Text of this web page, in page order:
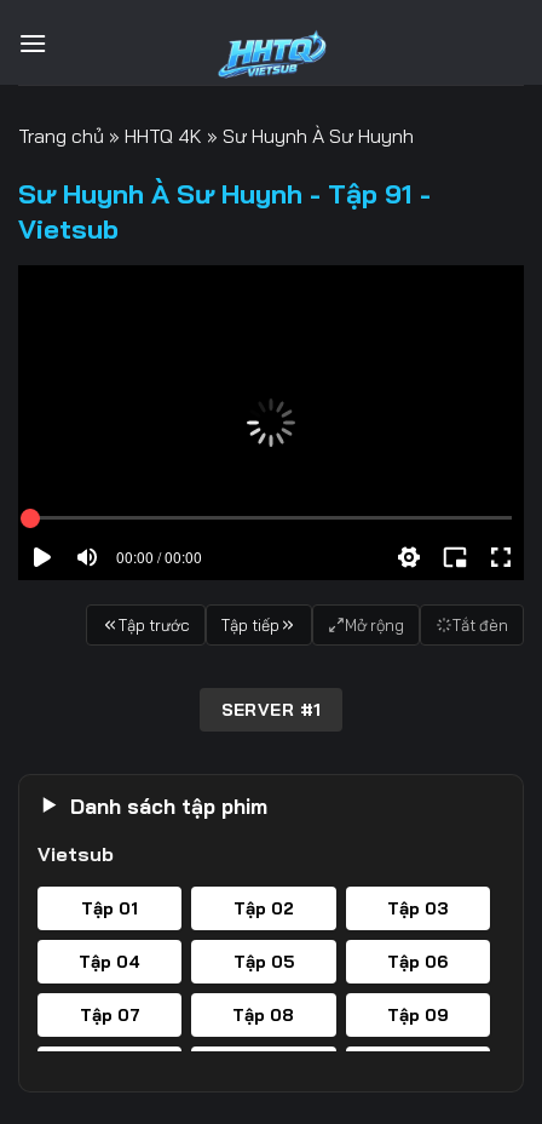
qua
Trang chủ » HHTQ 4K » Sư Huynh À Sư Huynh
Sư Huynh À Sư Huynh - Tập 91 -
Vietsub
00:00 / 00:00
Tập trước Tập tiếp Mở rộng Tắt đèn
SERVER #1
Danh sách tập phim
Vietsub
Tập 01 Tập 02 Tập 03
Tập 04 Tập 05 Tập 06
Tập 07 Tập 08 Tập 09